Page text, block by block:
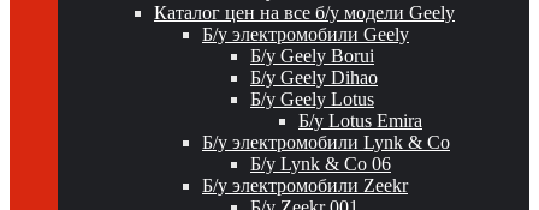
Каталог цен на все б/у модели Geely
Б/у электромобили Geely
Б/у Geely Borui
Б/у Geely Dihao
Б/у Geely Lotus
Б/у Lotus Emira
Б/у электромобили Lynk & Co
Б/у Lynk & Co 06
Б/у электромобили Zeekr